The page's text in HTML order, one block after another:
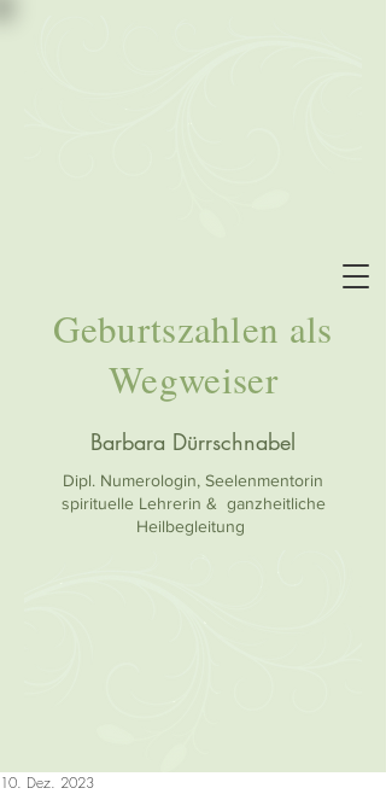
Geburtszahlen als
Wegweiser
Dipl. Numerologin, Seelenmentorin
spirituelle Lehrerin & ganzheitliche
Heilbegleitung
Barbara Dürrschnabel
10. Dez. 2023